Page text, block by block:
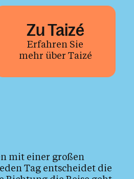
Zu Taizé
Erfahren Sie
mehr über Taizé
mit einer großen
Tag entscheidet die